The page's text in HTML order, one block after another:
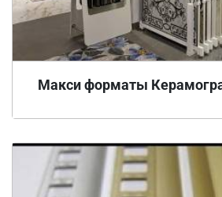
Макси форматы